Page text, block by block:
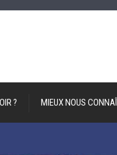
? MIEUX NOUS